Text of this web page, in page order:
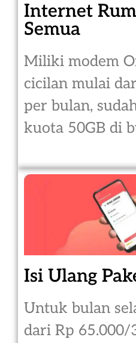
Internet
Semua
Miliki modem
cicilan mulai
per bulan,
kuota 50GB di
Isi Ulang
Untuk bulan
dari Rp